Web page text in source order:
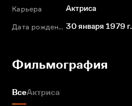
Карьера Актриса
Дата рождения 30 января 1979 г.
Фильмография
ВсеАктриса